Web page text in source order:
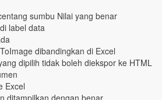
sumbu Nilai yang benar
label data
dibandingkan di Excel
dipilih tidak boleh diekspor ke HTML
Excel
ditampilkan dengan benar